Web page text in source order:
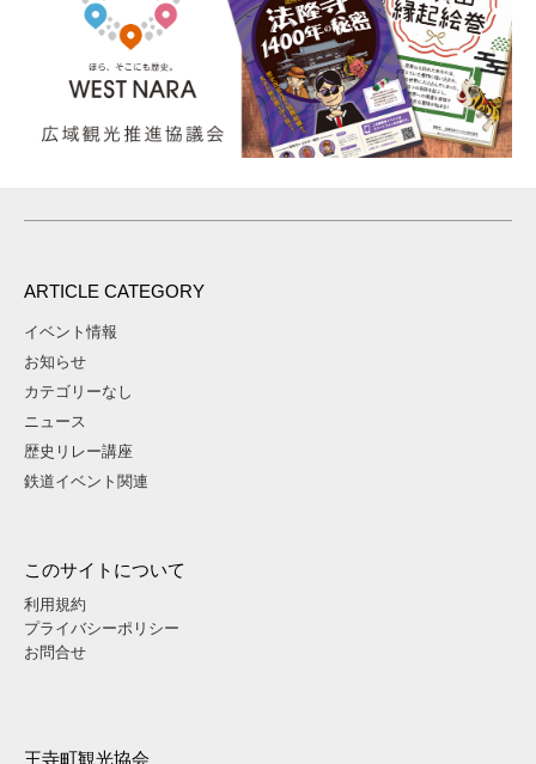
ARTICLE CATEGORY
イベント情報
お知らせ
カテゴリーなし
ニュース
歴史リレー講座
鉄道イベント関連
このサイトについて
利用規約
プライバシーポリシー
お問合せ
王寺町観光協会